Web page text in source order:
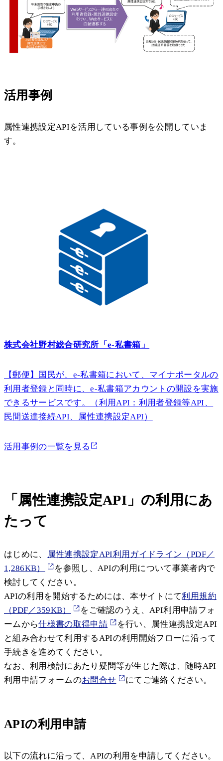
活用事例
属性連携設定APIを活用している事例を公開していま
す。
株式会社野村総合研究所「e-私書箱」
【郵便】国民が、e-私書箱において、マイナポータルの
利用者登録と同時に、e-私書箱アカウントの開設を実施
できるサービスです。（利用API：利用者登録等API、
民間送達接続API、属性連携設定API）
活用事例の一覧を見る
「属性連携設定API」の利用にあ
たって
はじめに、
属性連携設定API利用ガイドライン（PDF／
1,286KB）
を参照し、APIの利用について事業者内で
検討してください。
APIの利用を開始するためには、本サイトにて利用規約
（PDF／359KB）
をご確認のうえ、API利用申請フォ
ームから仕様書の取得申請
を行い、属性連携設定API
と組み合わせて利用するAPIの利用開始フローに沿って
手続きを進めてください。
なお、利用検討にあたり疑問等が生じた際は、随時API
利用申請フォームのお問合せ にてご連絡ください。
APIの利用申請
以下の流れに沿って、APIの利用を申請してください。